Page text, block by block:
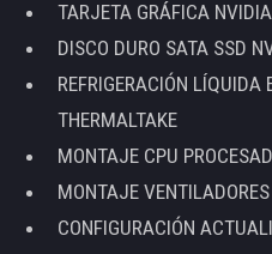
TARJETA GRÁFICA
DISCO DURO SATA SSD
REFRIGERACIÓN LÍQUIDA
THERMALTAKE
MONTAJE CPU
MONTAJE
CONFIGURACIÓN